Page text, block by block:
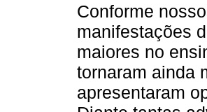
Conforme
manifestações
maiores no
tornaram ainda
apresentaram